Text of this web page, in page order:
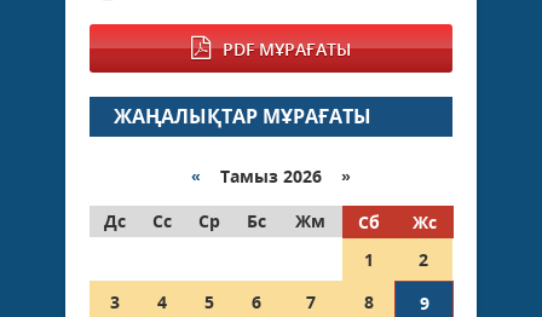
PDF МҰРАҒАТЫ
ЖАҢАЛЫҚТАР МҰРАҒАТЫ
« Тамыз 2026 »
Дс
Сс Ср Бс Жм Сб
Жс
1
2
3
4 5 6 7 8
9